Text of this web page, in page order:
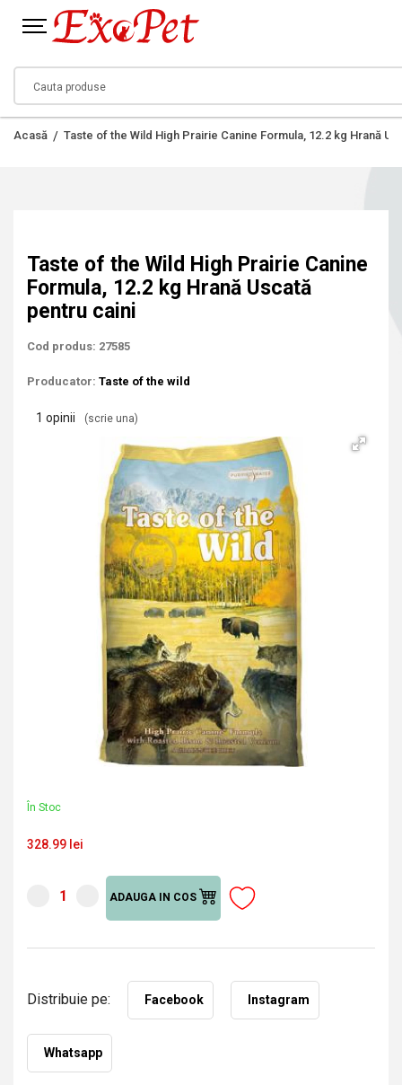
Acasă Taste of the Wild High Prairie Canine Formula, 12.2 kg Hrană
Taste of the Wild High Prairie Canine
Formula, 12.2 kg Hrană Uscată
pentru caini
Cod produs: 27585
Producator: Taste of the wild
1 opinii (scrie una)
În Stoc
328.99 lei
ADAUGA IN COS
Distribuie pe: Facebook Instagram
Whatsapp